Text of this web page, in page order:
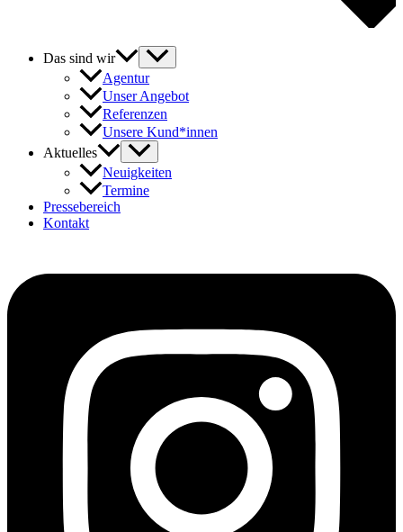
Das sind wir
Agentur
Unser Angebot
Referenzen
Unsere Kund*innen
Aktuelles
Neuigkeiten
Termine
Pressebereich
Kontakt